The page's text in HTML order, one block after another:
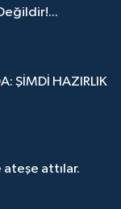
ŞİMDİ HAZIRLIK
ateşe attılar.